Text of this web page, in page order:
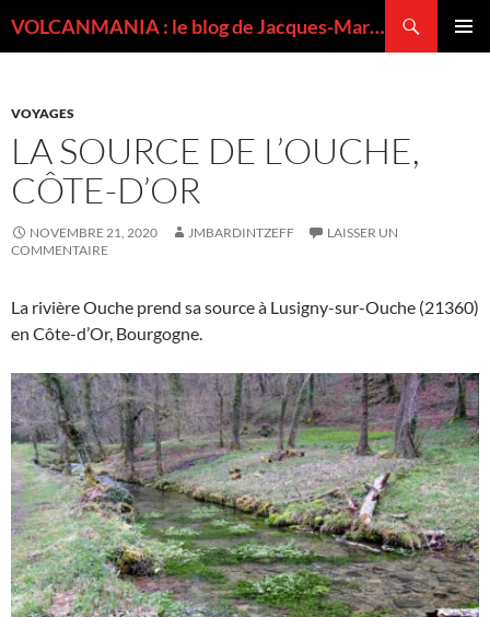
VOLCANMANIA : le blog de Jacques-Marie BARDINTZEFF, volcanologue
VOYAGES
LA SOURCE DE L’OUCHE,
CÔTE-D’OR
NOVEMBRE 21, 2020 JMBARDINTZEFF
LAISSER UN
COMMENTAIRE
La rivière Ouche prend sa source à Lusigny-sur-Ouche (21360)
en Côte-d’Or, Bourgogne.